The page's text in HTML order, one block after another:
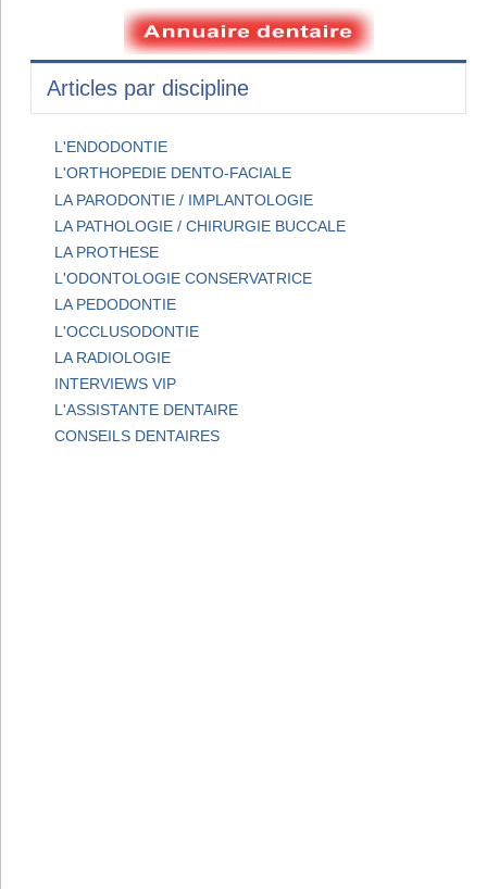
Articles par discipline
L'ENDODONTIE
L'ORTHOPEDIE DENTO-FACIALE
LA PARODONTIE / IMPLANTOLOGIE
LA PATHOLOGIE / CHIRURGIE BUCCALE
LA PROTHESE
L'ODONTOLOGIE CONSERVATRICE
LA PEDODONTIE
L'OCCLUSODONTIE
LA RADIOLOGIE
INTERVIEWS VIP
L'ASSISTANTE DENTAIRE
CONSEILS DENTAIRES